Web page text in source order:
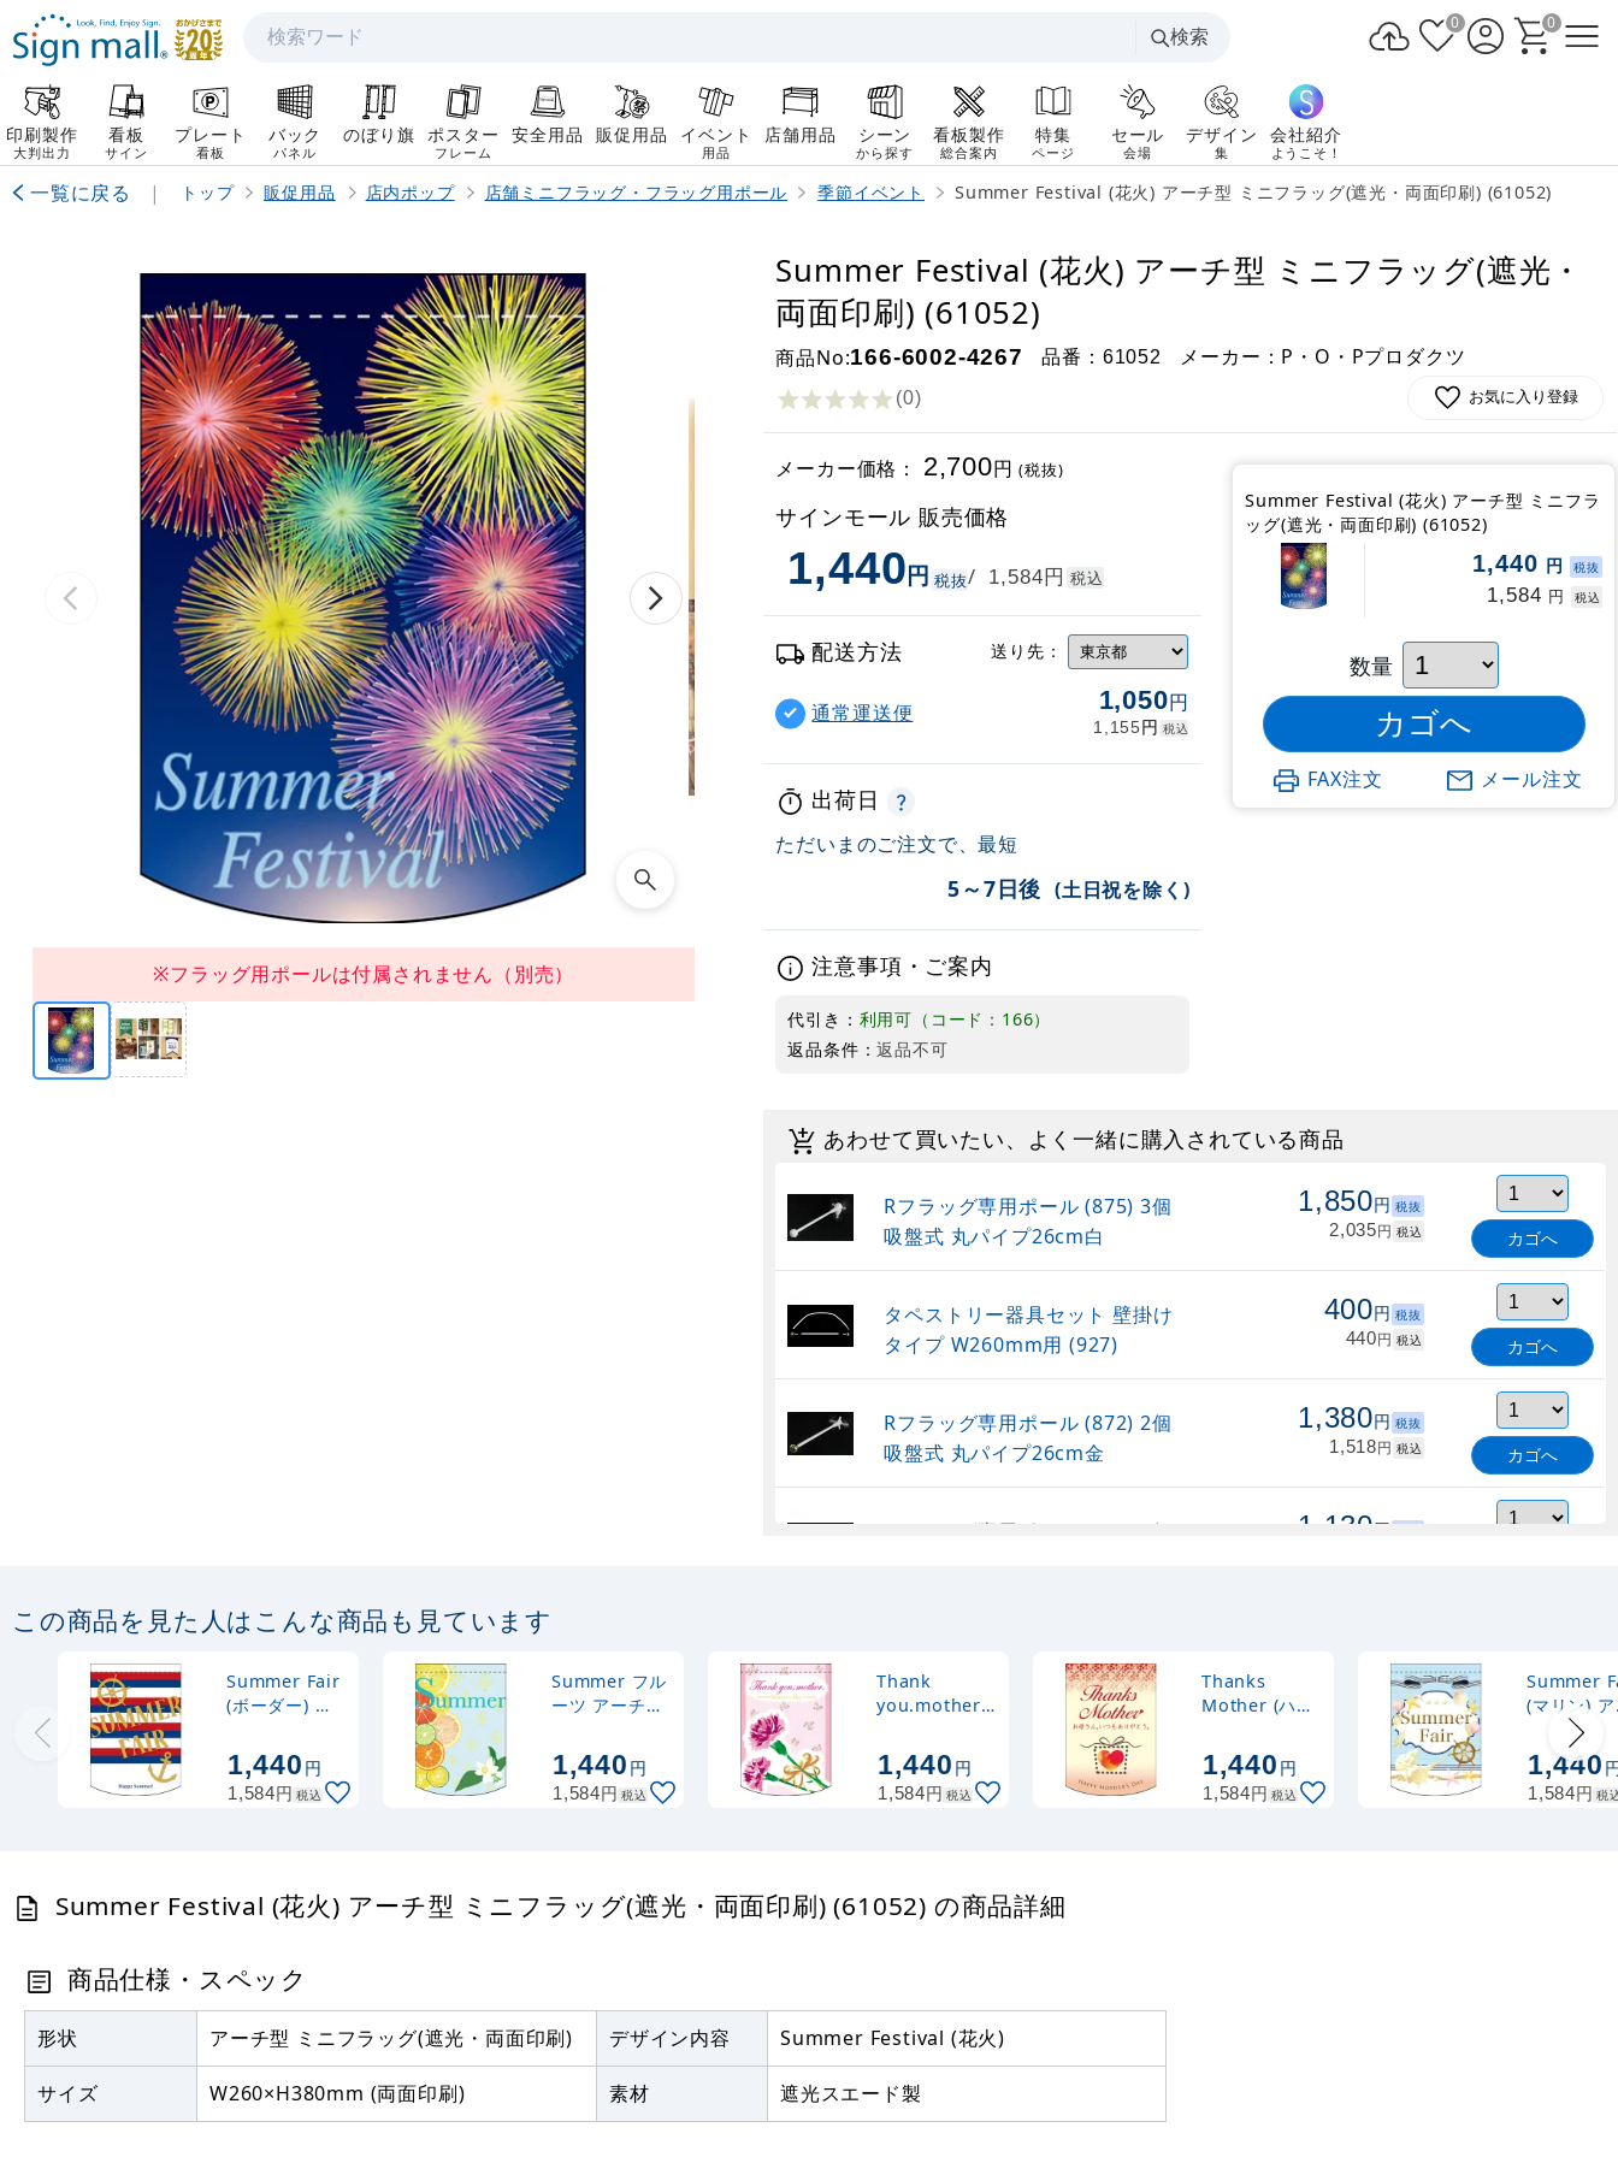
検索
検索
0 0
印刷製作
大判出力
看板
サイン
プレート
看板
バック
パネル
のぼり旗 ポスター
フレーム
安全用品 販促用品 イベント
用品
店舗用品 シーン
から探す
看板製作
総合案内
特集
ページ
セール
会場
デザイン
集
会社紹介
ようこそ！
一覧に戻る | トップ 販促用品 店内ポップ 店舗ミニフラッグ・フラッグ用ポール 季節イベント Summer Festival (花火) アーチ型 ミニフラッグ(遮光・両面印刷) (61052)
※フラッグ用ポールは付属されません（別売）
Summer Festival (花火) アーチ型 ミニフラッグ(遮光・
両面印刷) (61052)
商品No:166-6002-4267 品番： 61052 メーカー：P・O・Pプロダクツ
(0) お気に入り登録
メーカー価格： 2,700円(税抜)
サインモール 販売価格
1,440円 税抜/ 1,584円 税込
配送方法 送り先：
通常運送便 1,050円
1,155円 税込
出荷日
ただいまのご注文で、最短
5～7日後 (土日祝を除く)
注意事項・ご案内
代引き： 利用可（コード：166）
返品条件：返品不可
Summer Festival (花火) アーチ型 ミニフラ
ッグ(遮光・両面印刷) (61052)
1,440 円 税抜
1,584 円 税込
数量
FAX注文 メール注文
あわせて買いたい、よく一緒に購入されている商品
Rフラッグ専用ポール (875) 3個
吸盤式 丸パイプ26cm白
1,850円 税抜
2,035円 税込 カゴへ
タペストリー器具セット 壁掛け
タイプ W260mm用 (927)
400円 税抜
440円 税込 カゴへ
Rフラッグ専用ポール (872) 2個
吸盤式 丸パイプ26cm金
1,380円 税抜
1,518円 税込 カゴへ
Rフラッグ専用ポール (873) 2個
1,130円
グネット式 丸パイプ26cm白
円 税込 カゴへ
Rフラッグ専用ポール (879) ダ
ブルフラッグ 丸パイプ25.5cm
白
税抜
円 税込 カゴへ
この商品を見た人はこんな商品も見ています
Summer Fair
(ボーダー) ア
ラッグ(遮光・
両面印刷)
(61050)
1,440円
1,584円 税込
Summer フル
ーツ アーチ型
(遮光・両面印
刷) (61056)
1,440円
1,584円 税込
Thank
you.mother.
フラッグ(遮
光・両面印刷)
(61047)
1,440円
1,584円 税込
Thanks
Mother (ハー
ミニフラッグ
(遮光・両面印
刷) (61049)
1,440円
1,584円 税込
Summer
(マリン)
チ型 ミニ
ッグ(遮光
面印刷)
(61055)
1,440
1,584円 税
Summer Festival (花火) アーチ型 ミニフラッグ(遮光・両面印刷) (61052) の商品詳細
商品仕様・スペック
形状 アーチ型 ミニフラッグ(遮光・両面印刷) デザイン内容 Summer Festival (花火)
サイズ W260×H380mm (両面印刷) 素材 遮光スエード製